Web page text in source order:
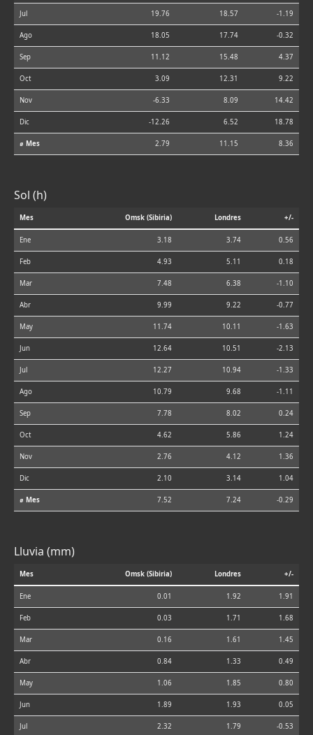
Jul 19.76 18.57 -1.19
Ago 18.05 17.74 -0.32
Sep 11.12 15.48 4.37
Oct 3.09 12.31 9.22
Nov -6.33 8.09 14.42
Dic -12.26 6.52 18.78
⌀ Mes 2.79 11.15 8.36
Sol (h)
Mes Omsk (Sibiria) Londres +/-
Ene 3.18 3.74 0.56
Feb 4.93 5.11 0.18
Mar 7.48 6.38 -1.10
Abr 9.99 9.22 -0.77
May 11.74 10.11 -1.63
Jun 12.64 10.51 -2.13
Jul 12.27 10.94 -1.33
Ago 10.79 9.68 -1.11
Sep 7.78 8.02 0.24
Oct 4.62 5.86 1.24
Nov 2.76 4.12 1.36
Dic 2.10 3.14 1.04
⌀ Mes 7.52 7.24 -0.29
Lluvia (mm)
Mes Omsk (Sibiria) Londres +/-
Ene 0.01 1.92 1.91
Feb 0.03 1.71 1.68
Mar 0.16 1.61 1.45
Abr 0.84 1.33 0.49
May 1.06 1.85 0.80
Jun 1.89 1.93 0.05
Jul 2.32 1.79 -0.53